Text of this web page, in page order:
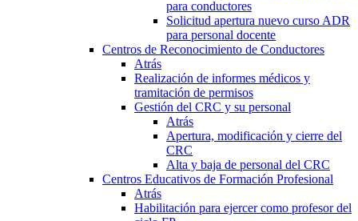
para conductores
Solicitud apertura nuevo curso ADR
para personal docente
Centros de Reconocimiento de Conductores
Atrás
Realización de informes médicos y
tramitación de permisos
Gestión del CRC y su personal
Atrás
Apertura, modificación y cierre del
CRC
Alta y baja de personal del CRC
Centros Educativos de Formación Profesional
Atrás
Habilitación para ejercer como profesor del